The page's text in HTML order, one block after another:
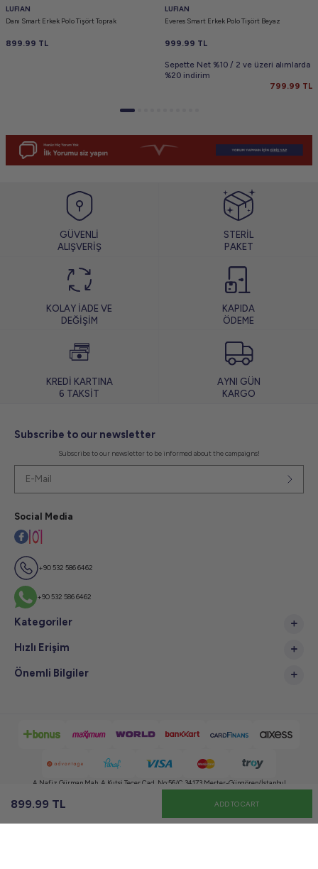
899.99 TL ADD TO CART
LUFIAN
Danı Smart Erkek Polo Tişört Toprak
899.99 TL
LUFIAN
Everes Smart Erkek Polo Tişört Beyaz
999.99 TL
Sepette Net %10 / 2 ve üzeri alımlarda
%20 indirim
799.99 TL
GÜVENLİ
ALIŞVERİŞ
STERİL
PAKET
KOLAY İADE VE
DEĞİŞİM
KAPIDA
ÖDEME
KREDİ KARTINA
6 TAKSİT
AYNI GÜN
KARGO
Subscribe to our newsletter
Subscribe to our newsletter to be informed about the campaigns!
Social Media
+90 532 586 6462
+90 532 586 6462
Kategoriler
Hızlı Erişim
Önemli Bilgiler
A.Nafiz Gürman Mah. A.Kutsi Tecer Cad. No:56/C 34173 Merter-Güngören/İstanbul